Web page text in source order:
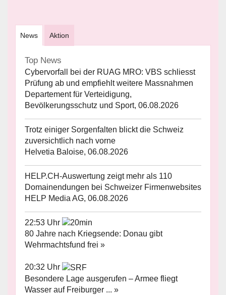
News Aktion
Top News
Cybervorfall bei der RUAG MRO: VBS schliesst
Prüfung ab und empfiehlt weitere Massnahmen
Departement für Verteidigung,
Bevölkerungsschutz und Sport, 06.08.2026
Trotz einiger Sorgenfalten blickt die Schweiz
zuversichtlich nach vorne
Helvetia Baloise, 06.08.2026
HELP.CH-Auswertung zeigt mehr als 110
Domainendungen bei Schweizer Firmenwebsites
HELP Media AG, 06.08.2026
22:53 Uhr
80 Jahre nach Kriegsende: Donau gibt
Wehrmachtsfund frei »
20:32 Uhr
Besondere Lage ausgerufen – Armee fliegt
Wasser auf Freiburger ... »